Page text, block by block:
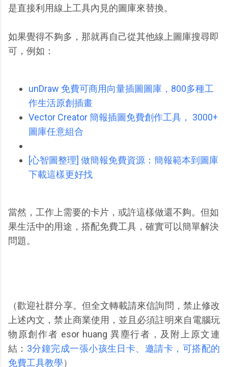
是直接利用線上工具內見的圖庫來替換。
如果覺得不夠多，那就再自己從其他線上圖庫搜尋即
可，例如：
unDraw 免費可商用向量插圖圖庫，800多種工
作生活原創插畫
Vector Creator 簡報插圖免費創作工具， 3000+
圖庫任意組合
[心智圖整理] 做簡報免費資源：簡報範本到圖庫
下載這樣更好找
當然，工作上需要的卡片，或許這樣做還不夠。但如
果生活中的用途，搭配免費工具，確實可以簡單解決
問題。
（歡迎社群分享。但全文轉載請來信詢問，禁止修改
上述內文，禁止商業使用，並且必須註明來自電腦玩
物原創作者 esor huang 異塵行者，及附上原文連
結： 3分鐘完成一張小孩生日卡、邀請卡，可搭配的
免費工具教學）